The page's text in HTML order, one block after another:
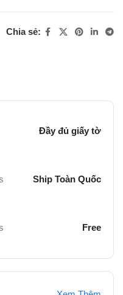
Chia sẻ:
Đầy đủ giấy tờ
Ship Toàn Quốc
Free